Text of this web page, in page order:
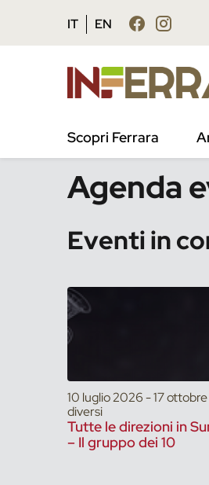
Vai al contenuto principale
Vai al footer
IT EN
Scopri Ferrara
/ Eventi
Agenda
Eventi in
10 luglio 2026 - 17
diversi
Tutte le direzioni in
– Il gruppo dei 10